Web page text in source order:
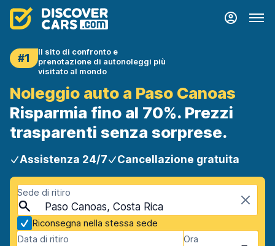
#1
Il sito di confronto e
prenotazione di autonoleggi più
visitato al mondo
Noleggio auto a Paso Canoas
Risparmia fino al 70%. Prezzi
trasparenti senza sorprese.
Assistenza 24/7 Cancellazione gratuita
Sede di ritiro
Paso Canoas, Costa Rica
Riconsegna nella stessa sede
Data di ritiro
Ora